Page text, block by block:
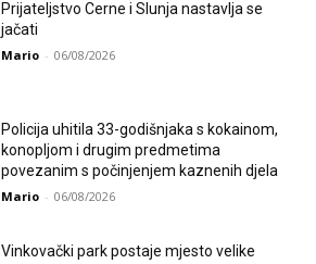
Prijateljstvo Cerne i Slunja nastavlja se
jačati
Mario - 06/08/2026
Policija uhitila 33-godišnjaka s kokainom,
konopljom i drugim predmetima
povezanim s počinjenjem kaznenih djela
Mario - 06/08/2026
Vinkovački park postaje mjesto velike